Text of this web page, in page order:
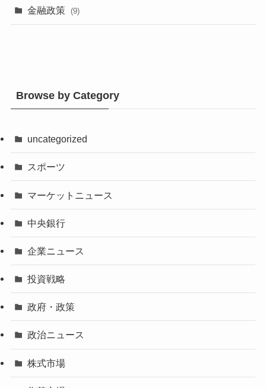
金融政策 (9)
Browse by Category
uncategorized
スポーツ
マーケットニュース
中央銀行
企業ニュース
投資戦略
政府・政策
政治ニュース
株式市場